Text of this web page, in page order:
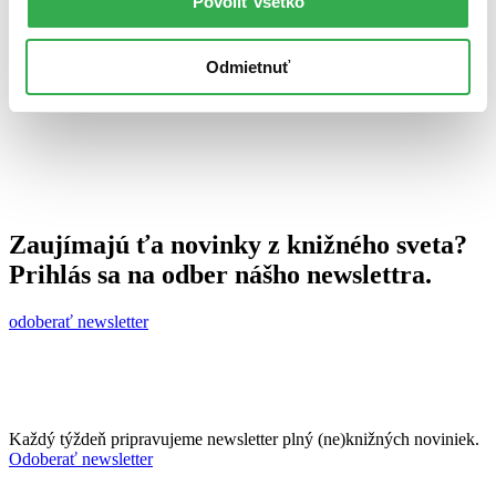
Odmietnuť
Zaujímajú ťa novinky z knižného sveta?
Prihlás sa na odber nášho newslettra.
odoberať newsletter
Každý týždeň pripravujeme newsletter plný (ne)knižných noviniek.
Odoberať newsletter